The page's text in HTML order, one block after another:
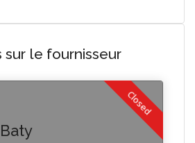
sur le fournisseur
Closed